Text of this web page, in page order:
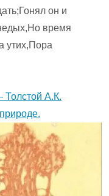
он и
время
утих,Пора
Толстой А.К.